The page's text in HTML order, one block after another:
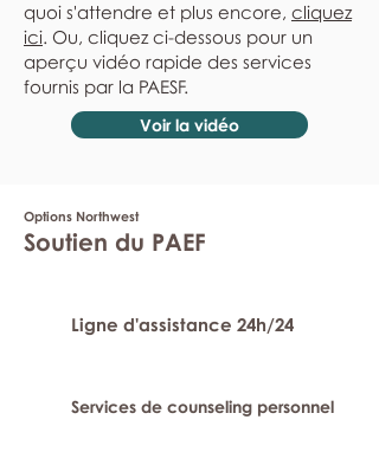
quoi s'attendre et plus encore, cliquez
ici. Ou, cliquez ci-dessous pour un
aperçu vidéo rapide des services
fournis par la PAESF.
Voir la vidéo
Options Northwest
Soutien du PAEF
Ligne d'assistance 24h/24
Services de counseling personnel